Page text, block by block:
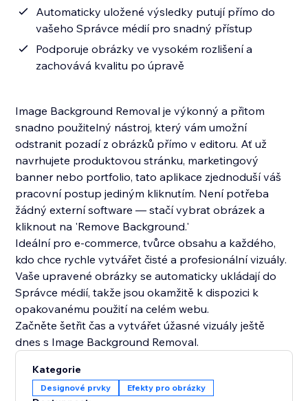
Automaticky uložené výsledky putují přímo do
vašeho Správce médií pro snadný přístup
Podporuje obrázky ve vysokém rozlišení a
zachovává kvalitu po úpravě
Image Background Removal je výkonný a přitom
snadno použitelný nástroj, který vám umožní
odstranit pozadí z obrázků přímo v editoru. Ať už
navrhujete produktovou stránku, marketingový
banner nebo portfolio, tato aplikace zjednoduší váš
pracovní postup jediným kliknutím. Není potřeba
žádný externí software — stačí vybrat obrázek a
kliknout na 'Remove Background.'
Ideální pro e-commerce, tvůrce obsahu a každého,
kdo chce rychle vytvářet čisté a profesionální vizuály.
Vaše upravené obrázky se automaticky ukládají do
Správce médií, takže jsou okamžitě k dispozici k
opakovanému použití na celém webu.
Začněte šetřit čas a vytvářet úžasné vizuály ještě
dnes s Image Background Removal.
Kategorie
Designové prvky Efekty pro obrázky